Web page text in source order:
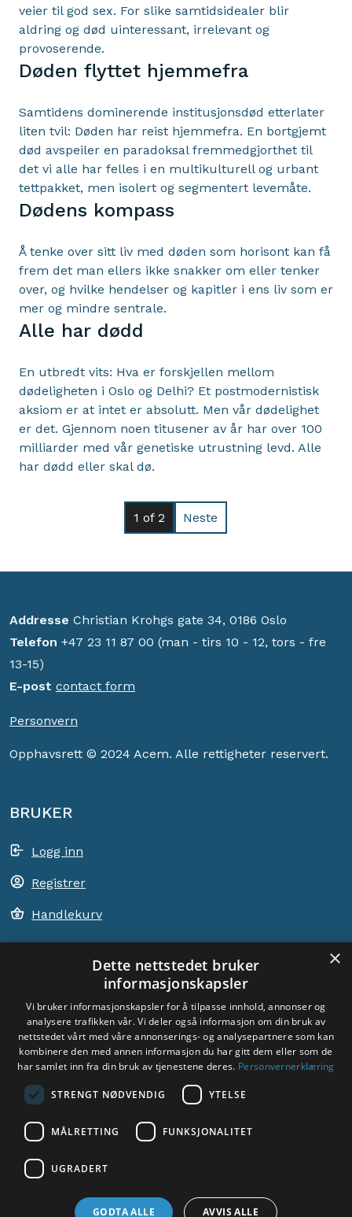
veier til god sex. For slike samtidsidealer blir
aldring og død uinteressant, irrelevant og
provoserende.
Døden flyttet hjemmefra
Samtidens dominerende institusjonsdød etterlater
liten tvil: Døden har reist hjemmefra. En bortgjemt
død avspeiler en paradoksal fremmedgjorthet til
det vi alle har felles i en multikulturell og urbant
tettpakket, men isolert og segmentert levemåte.
Dødens kompass
Å tenke over sitt liv med døden som horisont kan få
frem det man ellers ikke snakker om eller tenker
over, og hvilke hendelser og kapitler i ens liv som er
mer og mindre sentrale.
Alle har dødd
En utbredt vits: Hva er forskjellen mellom
dødeligheten i Oslo og Delhi? Et postmodernistisk
aksiom er at intet er absolutt. Men vår dødelighet
er det. Gjennom noen titusener av år har over 100
milliarder med vår genetiske utrustning levd. Alle
har dødd eller skal dø.
1 of 2 Neste
Addresse Christian Krohgs gate 34, 0186 Oslo
Telefon +47 23 11 87 00 (man - tirs 10 - 12, tors - fre
13-15)
E-post contact form
Personvern
Opphavsrett © 2024 Acem. Alle rettigheter reservert.
BRUKER
Logg inn
Registrer
Handlekurv
ACEM VERDEN OVER
VELG LAND
Dyade
×
Dette nettstedet bruker
informasjonskapsler
Vi bruker informasjonskapsler for å tilpasse innhold, annonser og
analysere trafikken vår. Vi deler også informasjon om din bruk av
nettstedet vårt med våre annonserings- og analysepartnere som kan
kombinere den med annen informasjon du har gitt dem eller som de
har samlet inn fra din bruk av tjenestene deres. Personvernerklæring
STRENGT NØDVENDIG YTELSE
MÅLRETTING FUNKSJONALITET
UGRADERT
GODTA ALLE AVVIS ALLE